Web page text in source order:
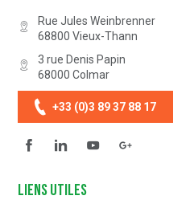
Rue Jules Weinbrenner
68800 Vieux-Thann
3 rue Denis Papin
68000 Colmar
+33 (0)3 89 37 88 17
FacebookLinkedinYouTube
Liens utiles